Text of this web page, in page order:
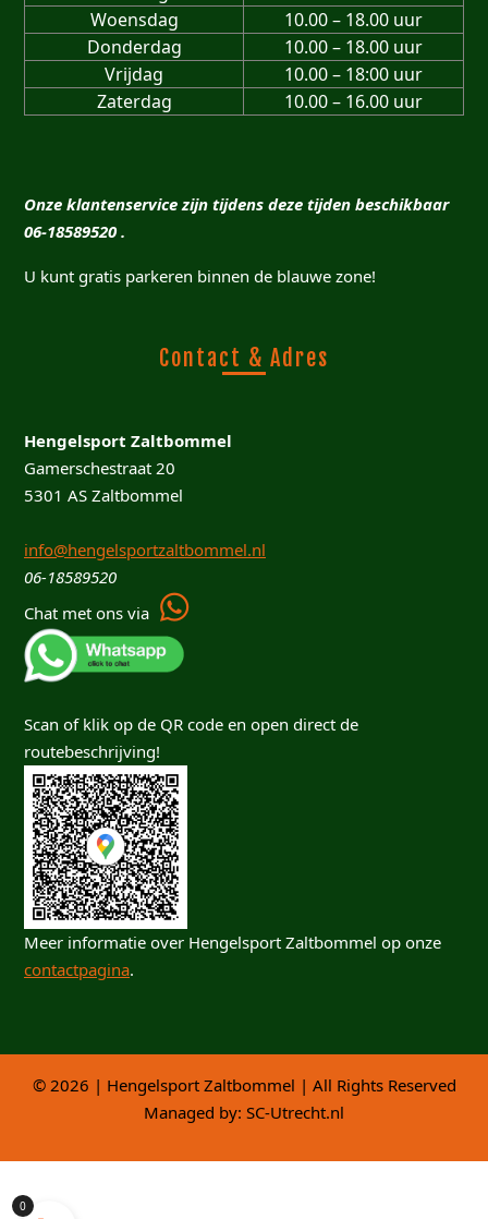
Woensdag
10.00 – 18.00 uur
Donderdag
10.00 – 18.00 uur
Vrijdag
10.00 – 18:00 uur
Zaterdag
10.00 – 16.00 uur
Onze klantenservice zijn tijdens deze tijden beschikbaar
06-18589520 .
U kunt gratis parkeren binnen de blauwe zone!
Contact & Adres
Hengelsport Zaltbommel
Gamerschestraat 20
5301 AS Zaltbommel
info@hengelsportzaltbommel.nl
06-18589520
Chat met ons via
Scan of klik op de QR code en open direct de
routebeschrijving!
Meer informatie over Hengelsport Zaltbommel op onze
contactpagina.
© 2026 | Hengelsport Zaltbommel | All Rights Reserved
Managed by: SC-Utrecht.nl
0